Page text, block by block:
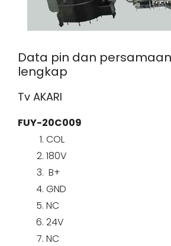
Data pin dan
lengkap
Tv AKARI
FUY-20C009
COL
180V
B+
GND
NC
24V
NC